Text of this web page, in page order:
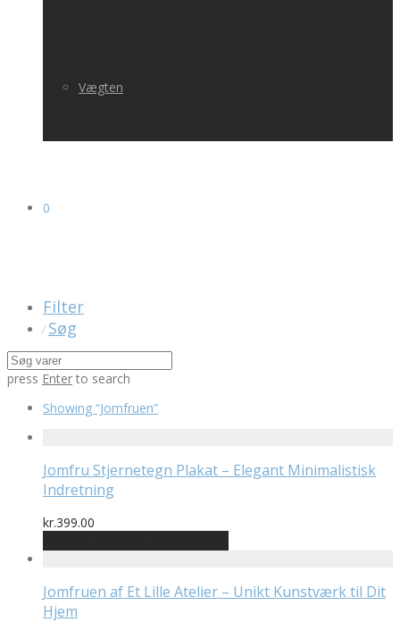
Vægten
0
Filter
⁄ Søg
press Enter to search
Showing “Jomfruen”
Jomfru Stjernetegn Plakat – Elegant Minimalistisk
Indretning
kr.399.00
Jomfruen af Et Lille Atelier – Unikt Kunstværk til Dit
Hjem